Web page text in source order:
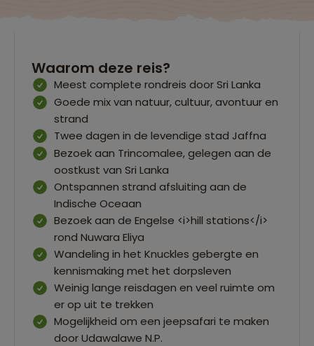
Waarom deze reis?
Meest complete rondreis door Sri Lanka
Goede mix van natuur, cultuur, avontuur en
strand
Twee dagen in de levendige stad Jaffna
Bezoek aan Trincomalee, gelegen aan de
oostkust van Sri Lanka
Ontspannen strand afsluiting aan de
Indische Oceaan
Bezoek aan de Engelse <i>hill stations</i>
rond Nuwara Eliya
Wandeling in het Knuckles gebergte en
kennismaking met het dorpsleven
Weinig lange reisdagen en veel ruimte om
er op uit te trekken
Mogelijkheid om een jeepsafari te maken
door Udawalawe N.P.